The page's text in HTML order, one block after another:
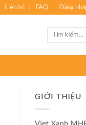
Liên hệ FAQ Đăng
Tìm
GIỚI THIỆU
Viet Xanh